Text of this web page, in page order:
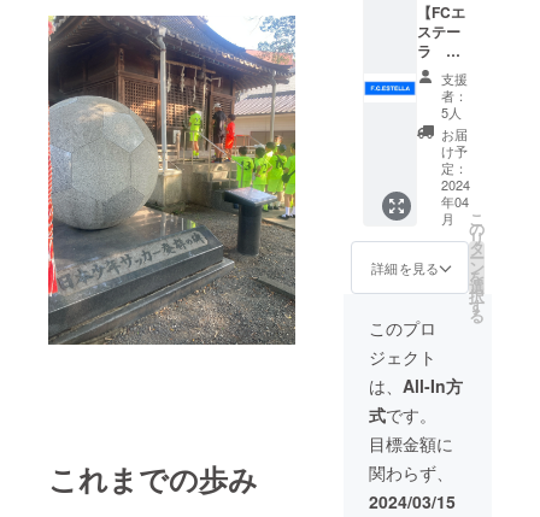
これまでの歩み
【FCエ
ステー
ラ
AWAY
オリジ
ナルス
テッ
カー】
ラー：
ブルー
サイ
ズ：長
方形 50
×
200mm
(横)
支援
者：
5人
お届
け予
定：
2024
年04
月
詳細を見る
こ
の
リ
タ
ー
ン
を
選
択
す
る
このプロ
ジェクト
は、 All-In方
式です。
目標金額に
関わらず、
2024/03/15